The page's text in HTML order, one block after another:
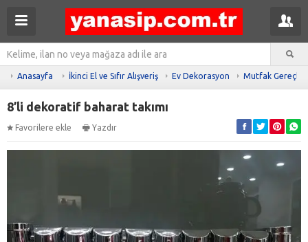
Anasayfa İkinci El ve Sıfır Alışveriş Ev Dekorasyon Mutfak Gereçleri
8’li dekoratif baharat takımı
Favorilere ekle Yazdır